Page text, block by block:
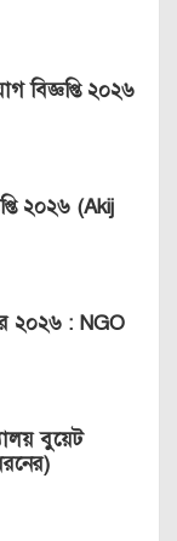
বিজ্ঞপ্তি ২০২৬
২০২৬ (Akij
২০২৬ : NGO
বুয়েট